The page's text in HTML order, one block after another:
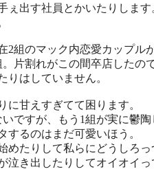
ぇ出す社員とかいたりします
2組のマック内恋愛カップル
片割れがこの間卒店したの
りはしていません。
に甘えすぎてて困ります。
ですが、もう1組が実に鬱陶
するのはまだ可愛いほう。
めたりして私らにどうしろっ
泣き出したりしてオイオイっ